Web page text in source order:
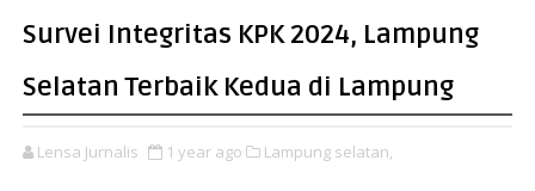
Survei Integritas KPK 2024, Lampung
Selatan Terbaik Kedua di Lampung
Lensa Jurnalis 1 year ago Lampung selatan,